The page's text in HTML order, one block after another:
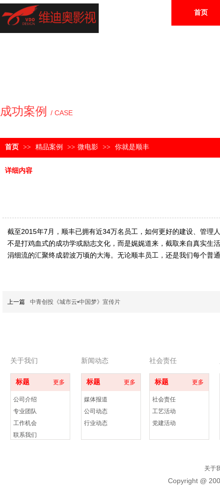
首页
成功案例 / CASE
首页 >> 精品案例 >> 微电影 >> 你就是顺丰
详细内容
截至2015年7月，顺丰已拥有近34万名员工，如何更好的建设、管理
不是打鸡血式的成功学或励志文化，而是娓娓道来，截取来自真实生
涓细流的汇聚终成碧波万顷的大海。无论顺丰员工，还是我们每个普
上一篇 中青创投《城市云•中国梦》宣传片
标题 更多
公司介绍
专业团队
工作机会
联系我们
标题 更多
媒体报道
公司动态
行业动态
标题 更多
社会责任
工艺活动
党建活动
关于我们 新闻动态 社会责任
关于
Copyright @